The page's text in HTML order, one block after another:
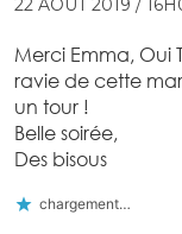
22 AOÛT 2019 /
Merci Emma, Oui
ravie de cette
un tour !
Belle soirée,
Des bisous
chargement…